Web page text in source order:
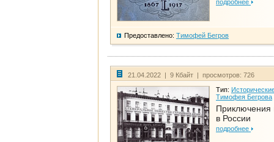
подробнее
Предоставлено: Тимофей Бегров
21.04.2022 | 9 Кбайт | просмотров: 726
Тип:
Тимофея Бегрова
Приключения
в России
подробнее